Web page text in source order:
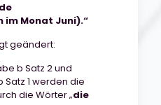
Monat Juni).“
geändert:
b Satz 2 und
Satz 1 werden die
die Wörter „die